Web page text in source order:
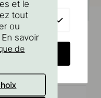
et le
tout
ou
savoir
de